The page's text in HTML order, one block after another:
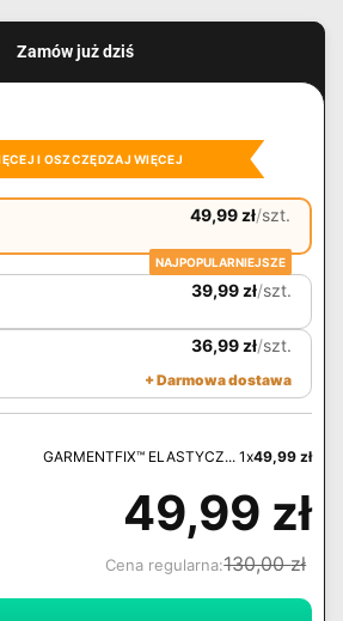
Zamów już dziś
I OSZCZĘDZAJ WIĘCEJ
49,99 zł/szt.
NAJPOPULARNIEJSZE
39,99 zł/szt.
36,99 zł/szt.
+ Darmowa dostawa
GARMENTFIX™ ELASTYCZ... 1x49,99 zł
49,99 zł
Cena regularna:130,00zł